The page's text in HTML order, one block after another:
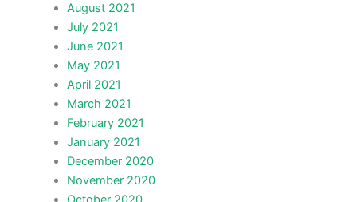
August 2021
July 2021
June 2021
May 2021
April 2021
March 2021
February 2021
January 2021
December 2020
November 2020